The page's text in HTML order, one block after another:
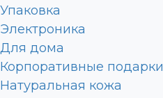
Упаковка
Электроника
Для дома
Корпоративные подарки
Натуральная кожа